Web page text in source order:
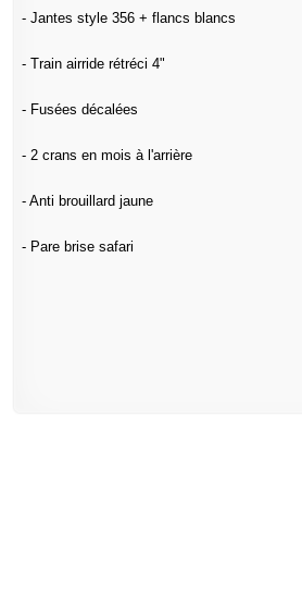
- Jantes style 356 + flancs blancs
- Train airride rétréci 4"
- Fusées décalées
- 2 crans en mois à l'arrière
- Anti brouillard jaune
- Pare brise safari